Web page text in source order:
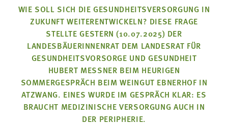
Bezirke und Ortsgruppen
Sozialgenossenschaft "Mit Bäuerinnen lernen -
wachsen - leben"
Berichte und Aktuelles
Termine
Mitgliedschaft
Koch- & Backkurse
Handarbeits- & Dekorationskurse
Hof- & Gartenführungen
Produktpräsentationen & Verkostungen
Bäuerliche Buffets
WIE SOLL SICH DIE GESUNDHEITSVERSORGUNG IN
ZUKUNFT WEITERENTWICKELN? DIESE FRAGE
STELLTE GESTERN (10.07.2025) DER
LANDESBÄUERINNENRAT DEM LANDESRAT FÜR
GESUNDHEITSVORSORGE UND GESUNDHEIT
HUBERT MESSNER BEIM HEURIGEN
SOMMERGESPRÄCH BEIM WEINGUT EBNERHOF IN
ATZWANG. EINES WURDE IM GESPRÄCH KLAR: ES
BRAUCHT MEDIZINISCHE VERSORGUNG AUCH IN
DER PERIPHERIE.